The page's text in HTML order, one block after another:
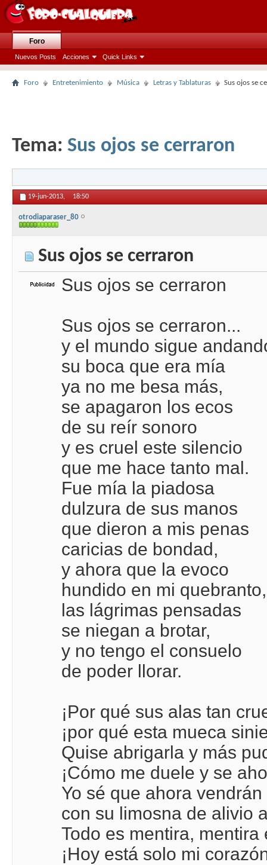
Foro
Nuevos Posts Acciones Quick Links
Foro Entretenimiento Música Letras y Tablaturas Sus ojos se
Tema: Sus ojos se cerraron
19-jun-2013, 18:50
otrodiaparaser_80
Sus ojos se cerraron
Sus ojos se cerraron
Sus ojos se cerraron...
y el mundo sigue
su boca que era mía
ya no me besa más,
se apagaron los ecos
de su reír sonoro
y es cruel este silencio
que me hace tanto mal.
Fue mía la piadosa
dulzura de sus manos
que dieron a mis penas
caricias de bondad,
y ahora que la evoco
hundido en mi quebranto,
las lágrimas pensadas
se niegan a brotar,
y no tengo el consuelo
de poder llorar.
¡Por qué sus alas tan
¡por qué esta mueca
Quise abrigarla y más
¡Cómo me duele y se
Yo sé que ahora
con su limosna de alivio
Todo es mentira, mentira
¡Hoy está solo mi